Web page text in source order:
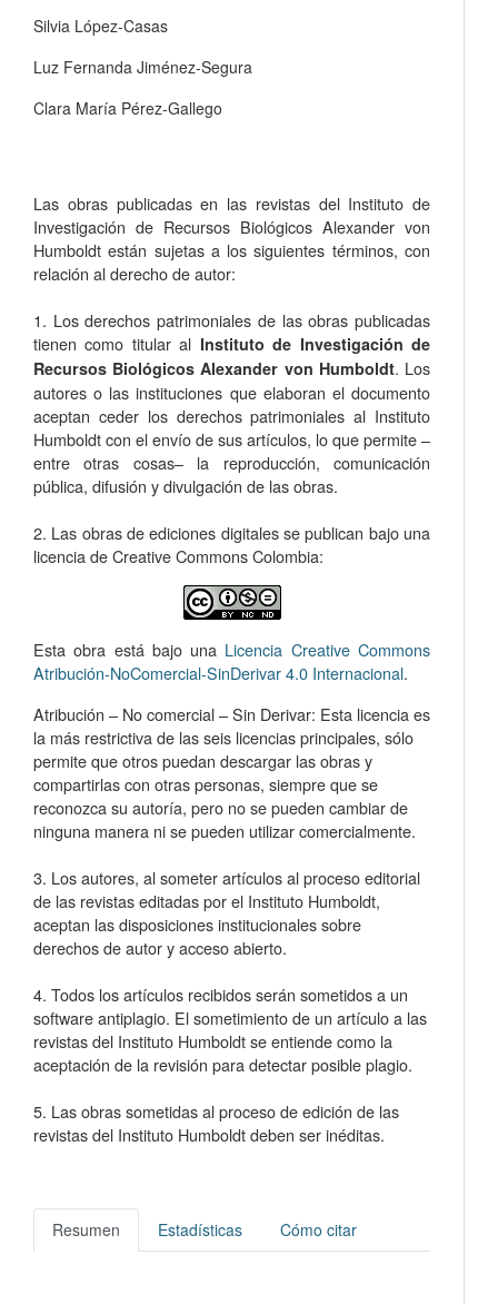
Silvia López-Casas
Luz Fernanda Jiménez-Segura
Clara María Pérez-Gallego
Resumen Estadísticas Cómo citar
Las obras publicadas en las revistas del Instituto de
Investigación de Recursos Biológicos Alexander von
Humboldt están sujetas a los siguientes términos, con
relación al derecho de autor:
1. Los derechos patrimoniales de las obras publicadas
tienen como titular al Instituto de Investigación de
Recursos Biológicos Alexander von Humboldt. Los
autores o las instituciones que elaboran el documento
aceptan ceder los derechos patrimoniales al Instituto
Humboldt con el envío de sus artículos, lo que permite –
entre otras cosas­– la reproducción, comunicación
pública, difusión y divulgación de las obras.
2. Las obras de ediciones digitales se publican bajo una
licencia de Creative Commons Colombia:
Esta obra está bajo una Licencia Creative Commons
Atribución-NoComercial-SinDerivar 4.0 Internacional.
Atribución – No comercial – Sin Derivar: Esta licencia es
la más restrictiva de las seis licencias principales, sólo
permite que otros puedan descargar las obras y
compartirlas con otras personas, siempre que se
reconozca su autoría, pero no se pueden cambiar de
ninguna manera ni se pueden utilizar comercialmente.
3. Los autores, al someter artículos al proceso editorial
de las revistas editadas por el Instituto Humboldt,
aceptan las disposiciones institucionales sobre
derechos de autor y acceso abierto.
4. Todos los artículos recibidos serán sometidos a un
software antiplagio. El sometimiento de un artículo a las
revistas del Instituto Humboldt se entiende como la
aceptación de la revisión para detectar posible plagio.
5. Las obras sometidas al proceso de edición de las
revistas del Instituto Humboldt deben ser inéditas.